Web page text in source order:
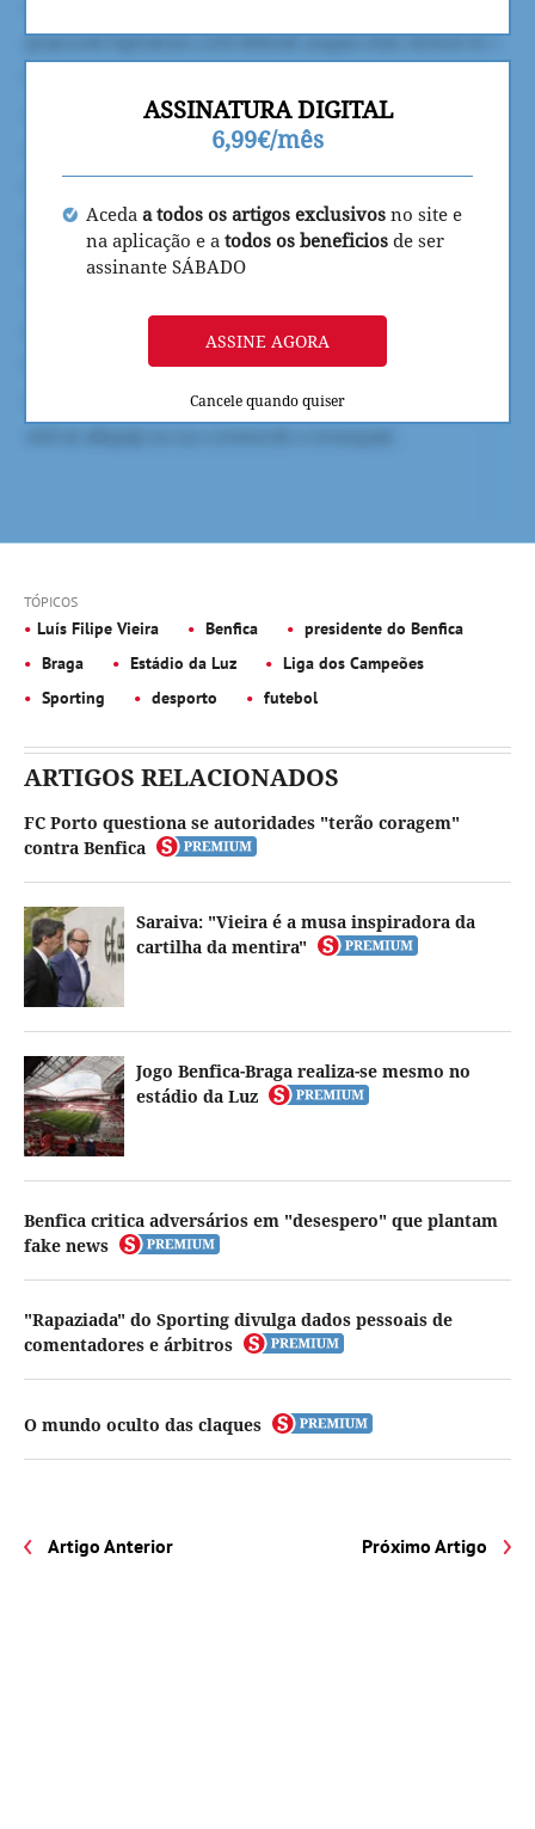
ASSINATURA DIGITAL
6,99€/mês
Aceda a todos os artigos exclusivos no site e
na aplicação e a todos os beneficios de ser
assinante SÁBADO
ASSINE AGORA
Cancele quando quiser
TÓPICOS
Luís Filipe Vieira Benfica
presidente do Benfica
Braga
Estádio da Luz
Liga dos Campeões
Sporting
desporto futebol
ARTIGOS RELACIONADOS
FC Porto questiona se autoridades "terão coragem"
contra Benfica
Saraiva: "Vieira é a musa inspiradora da
cartilha da mentira"
Jogo Benfica-Braga realiza-se mesmo no
estádio da Luz
Benfica critica adversários em "desespero" que plantam
fake news
"Rapaziada" do Sporting divulga dados pessoais de
comentadores e árbitros
O mundo oculto das claques
Artigo Anterior Próximo Artigo